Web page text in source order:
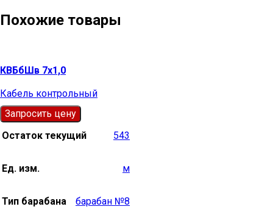
Похожие товары
КВБбШв 7х1,0
Кабель контрольный
Запросить цену
Остаток текущий
543
Ед. изм. м
Тип барабана барабан №8